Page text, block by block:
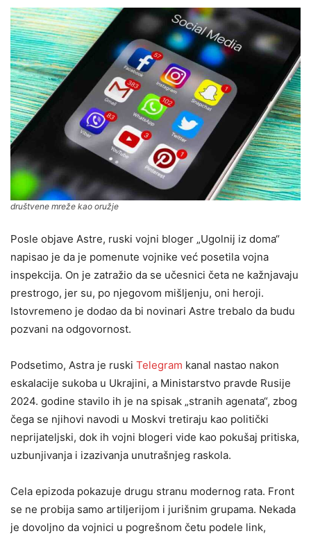
društvene mreže kao oružje
Posle objave Astre, ruski vojni bloger „Ugolnij iz doma“
napisao je da je pomenute vojnike već posetila vojna
inspekcija. On je zatražio da se učesnici četa ne kažnjavaju
prestrogo, jer su, po njegovom mišljenju, oni heroji.
Istovremeno je dodao da bi novinari Astre trebalo da budu
pozvani na odgovornost.
Podsetimo, Astra je ruski Telegram kanal nastao nakon
eskalacije sukoba u Ukrajini, a Ministarstvo pravde Rusije
2024. godine stavilo ih je na spisak „stranih agenata“, zbog
čega se njihovi navodi u Moskvi tretiraju kao politički
neprijateljski, dok ih vojni blogeri vide kao pokušaj pritiska,
uzbunjivanja i izazivanja unutrašnjeg raskola.
Cela epizoda pokazuje drugu stranu modernog rata. Front
se ne probija samo artiljerijom i jurišnim grupama. Nekada
je dovoljno da vojnici u pogrešnom četu podele link,